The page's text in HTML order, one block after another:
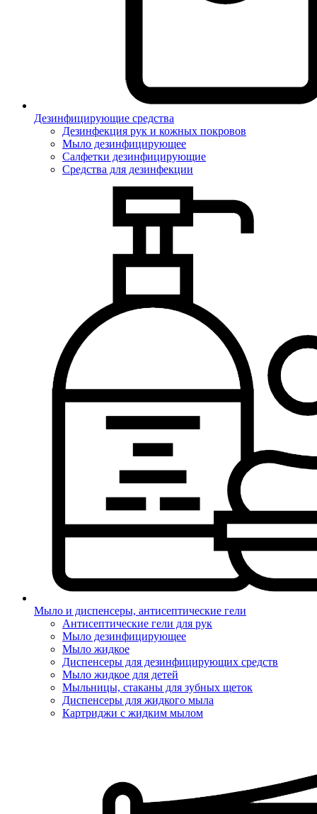
Дезинфицирующие средства
Дезинфекция рук и кожных покровов
Мыло дезинфицирующее
Салфетки дезинфицирующие
Средства для дезинфекции
Мыло и диспенсеры, антисептические гели
Антисептические гели для рук
Мыло дезинфицирующее
Мыло жидкое
Диспенсеры для дезинфицирующих средств
Мыло жидкое для детей
Мыльницы, стаканы для зубных щеток
Диспенсеры для жидкого мыла
Картриджи с жидким мылом